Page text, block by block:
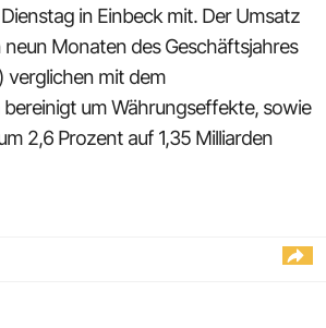
in Einbeck mit. Der Umsatz
Monaten des Geschäftsjahres
verglichen mit dem
um Währungseffekte, sowie
2,6 Prozent auf 1,35 Milliarden